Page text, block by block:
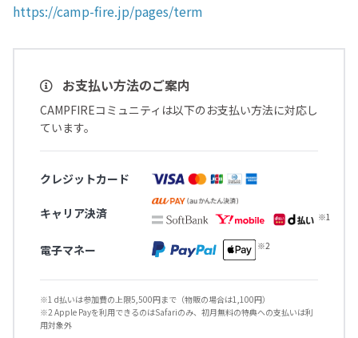
https://camp-fire.jp/pages/term
お支払い方法のご案内
CAMPFIREコミュニティは以下のお支払い方法に対応し
ています。
クレジットカード
キャリア決済
電子マネー
※1 d払いは参加費の上限5,500円まで（物販の場合は1,100円）
※2 Apple Payを利用できるのはSafariのみ、初月無料の特典への支払いは利
用対象外